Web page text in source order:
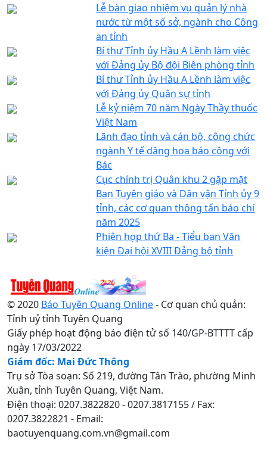
Lễ bàn giao nhiệm vụ quản lý nhà
nước từ một số sở, ngành cho Công
an tỉnh
Bí thư Tỉnh ủy Hầu A Lềnh làm việc
với Đảng ủy Bộ đội Biên phòng tỉnh
Bí thư Tỉnh ủy Hầu A Lềnh làm việc
với Đảng ủy Quân sự tỉnh
Lễ kỷ niệm 70 năm Ngày Thầy thuốc
Việt Nam
Lãnh đạo tỉnh và cán bộ, công chức
ngành Y tế dâng hoa báo công với
Bác
Cục chính trị Quân khu 2 gặp mặt
Ban Tuyên giáo và Dân vận Tỉnh ủy 9
tỉnh, các cơ quan thông tấn báo chí
năm 2025
Phiên họp thứ Ba - Tiểu ban Văn
kiện Đại hội XVIII Đảng bộ tỉnh
© 2020 Báo Tuyên Quang Online- Cơ quan chủ quản:
Tỉnh uỷ tỉnh Tuyên Quang
Giấy phép hoạt động báo điện tử số 140/GP-BTTTT cấp
ngày 17/03/2022
Giám đốc: Mai Đức Thông
Trụ sở Tòa soạn: Số 219, đường Tân Trào, phường Minh
Xuân, tỉnh Tuyên Quang, Việt Nam.
Điện thoại: 0207.3822820 - 0207.3817155 / Fax:
0207.3822821 - Email:
baotuyenquang.com.vn@gmail.com